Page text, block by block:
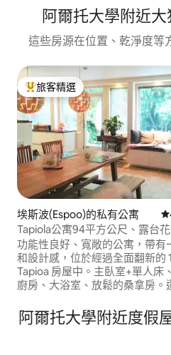
阿爾托大學附近
這些房源在位置、乾淨度等
旅客精選榜首
旅客精選
埃斯波(Espoo)的私有公寓
Tapiola公寓94平方公尺、露台花
房、停車位、M
功能性良好、寬敞的公寓，帶有
和設計感，位於經過全面翻新的
Tapioa 房屋中。主臥室+單人床
廚房、大浴室、放鬆的桑拿房。
施，可作為客廳的延伸。可免費
車，入口前有電動車充電站。 距
阿爾托大學附近度假